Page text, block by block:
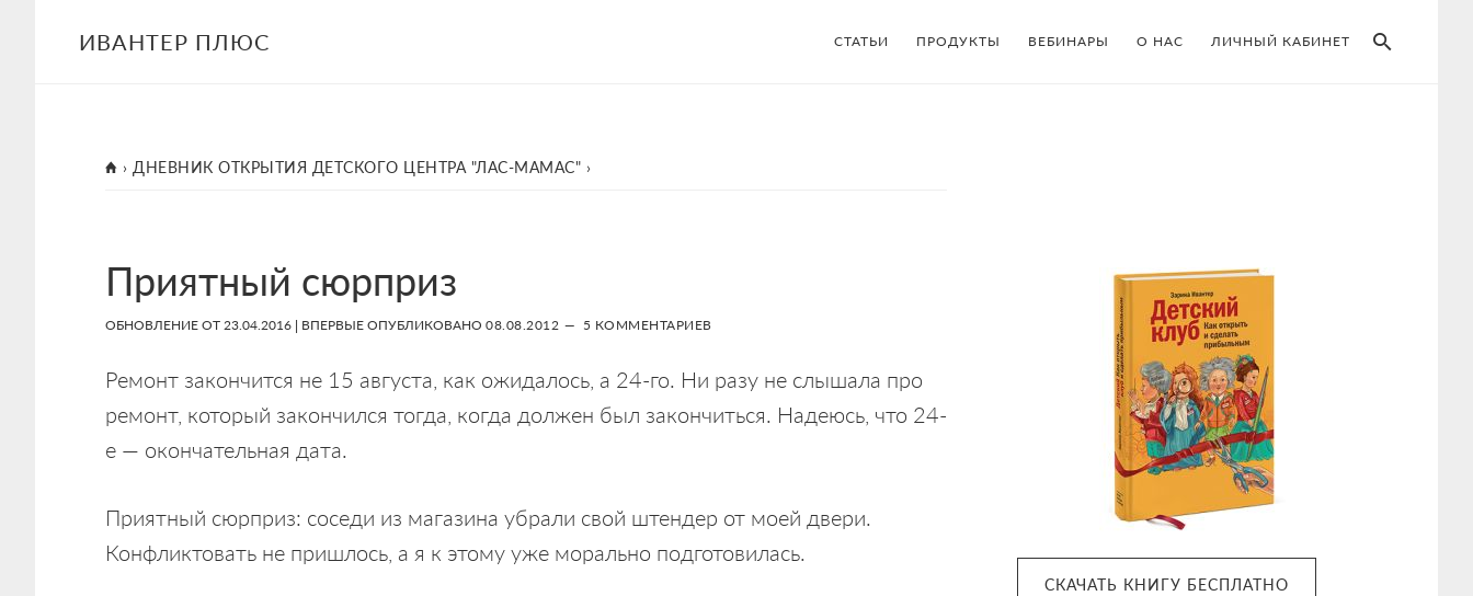
ИВАНТЕР ПЛЮС СТАТЬИ ПРОДУКТЫ ВЕБИНАРЫ О НАС ЛИЧНЫЙ КАБИНЕТ
ГЛАВНАЯ
› ДНЕВНИК ОТКРЫТИЯ ДЕТСКОГО ЦЕНТРА "ЛАС-МАМАС" ›
Приятный сюрприз
ОБНОВЛЕНИЕ ОТ23.04.2016 | ВПЕРВЫЕ ОПУБЛИКОВАНО 08.08.2012 5 КОММЕНТАРИЕВ
Ремонт закончится не 15 августа, как ожидалось, а 24-го. Ни разу не слышала про
ремонт, который закончился тогда, когда должен был закончиться. Надеюсь, что 24-
е — окончательная дата.
Приятный сюрприз: соседи из магазина убрали свой штендер от моей двери.
Конфликтовать не пришлось, а я к этому уже морально подготовилась.
Primary
Sidebar
СКАЧАТЬ КНИГУ БЕСПЛАТНО